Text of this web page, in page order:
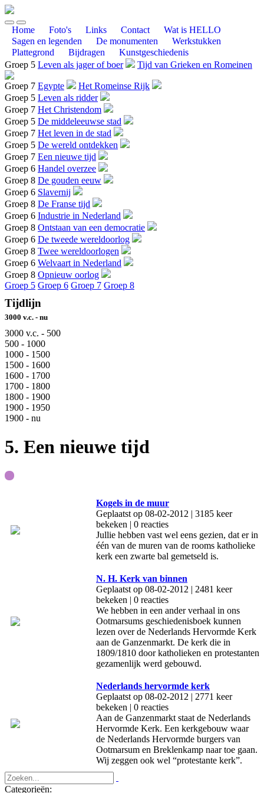
Home Foto's Links Contact
Wat is HELLO
Sagen en legenden
De monumenten
Werkstukken
Plattegrond
Bijdragen
Kunstgeschiedenis
Groep 5 Leven als jager of boer Tijd van Grieken en Romeinen
Groep 7 Egypte
Het Romeinse Rijk
Groep 5 Leven als ridder
Groep 7 Het Christendom
Groep 5 De middeleeuwse stad
Groep 7 Het leven in de stad
Groep 5 De wereld ontdekken
Groep 7 Een nieuwe tijd
Groep 6 Handel overzee
Groep 8 De gouden eeuw
Groep 6 Slavernij
Groep 8 De Franse tijd
Groep 6 Industrie in Nederland
Groep 8 Ontstaan van een democratie
Groep 6 De tweede wereldoorlog
Groep 8 Twee wereldoorlogen
Groep 6 Welvaart in Nederland
Groep 8 Opnieuw oorlog
Groep 5 Groep 6 Groep 7 Groep 8
Tijdlijn
3000 v.c. - nu
3000 v.c. - 500
500 - 1000
1000 - 1500
1500 - 1600
1600 - 1700
1700 - 1800
1800 - 1900
1900 - 1950
1900 - nu
5. Een nieuwe tijd
Kogels in de muur
Geplaatst op 08-02-2012 | 3185 keer
bekeken | 0 reacties
Jullie hebben vast wel eens gezien, dat er in
één van de muren van de rooms katholieke
kerk een zwarte bal gemetseld is.
N. H. Kerk van binnen
Geplaatst op 08-02-2012 | 2481 keer
bekeken | 0 reacties
We hebben in een ander verhaal in ons
Ootmarsums geschiedenisboek kunnen
lezen over de Nederlands Hervormde Kerk
aan de Ganzenmarkt. De kerk die in
1809/1810 door katholieken en protestanten
gezamenlijk werd gebouwd.
Nederlands hervormde kerk
Geplaatst op 08-02-2012 | 2771 keer
bekeken | 0 reacties
Aan de Ganzenmarkt staat de Nederlands
Hervormde Kerk. Een kerkgebouw waar
de Nederlands Hervormde burgers van
Ootmarsum en Breklenkamp naar toe gaan.
Wij zeggen ook wel “protestante kerk”.
Categorieën: